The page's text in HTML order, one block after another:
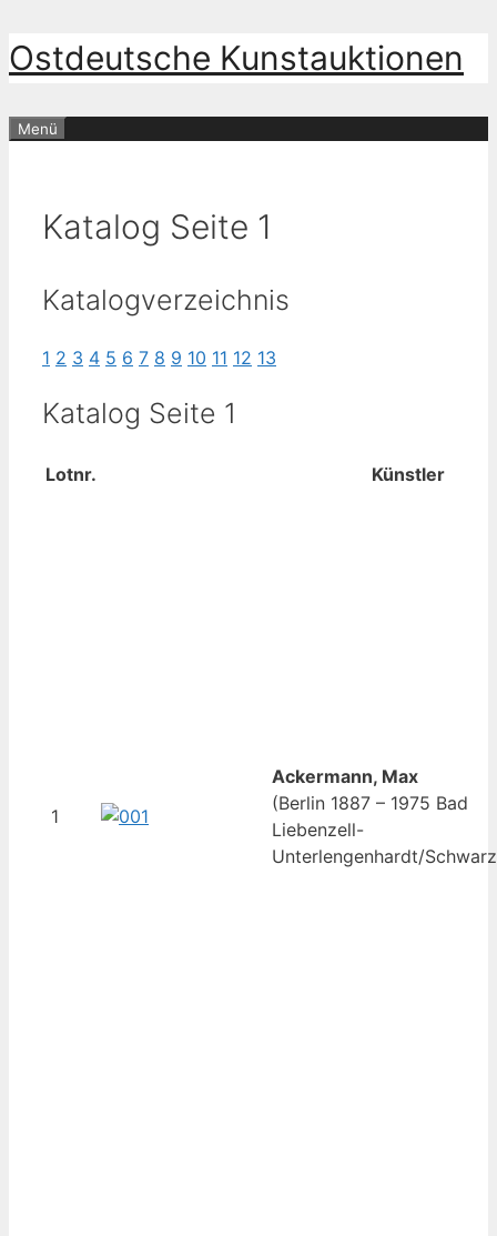
Zum
Inhalt
Ostdeutsche Kunstauktionen
Menü
Katalog Seite 1
Katalogverzeichnis
1 2 3 4 5 6 7 8 9 10 11 12 13
Katalog Seite 1
Lotnr. Künstler
1
Ackermann, Max
(Berlin 1887 – 1975 Bad
Liebenzell-
Unterlengenhardt/